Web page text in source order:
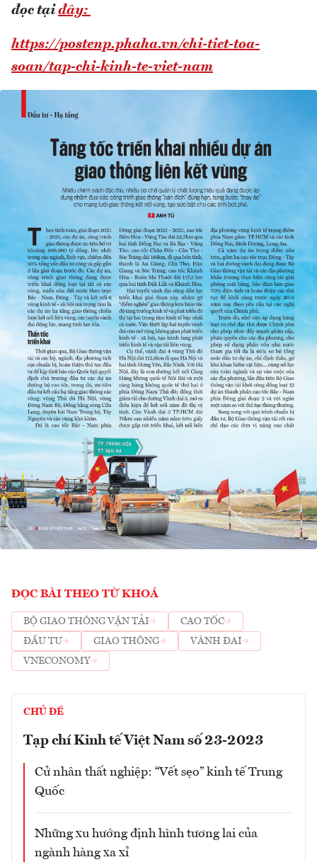
đọc tại đây:
https://postenp.phaha.vn/chi-tiet-toa-
soan/tap-chi-kinh-te-viet-nam
ĐỌC BÀI THEO TỪ KHOÁ
BỘ GIAO THÔNG VẬN TẢI
CAO TỐC
ĐẦU TƯ
GIAO THÔNG
VÀNH ĐAI
VNECONOMY
CHỦ ĐỀ
Tạp chí Kinh tế Việt Nam số 23-2023
Cử nhân thất nghiệp: “Vết sẹo” kinh tế Trung
Quốc
Những xu hướng định hình tương lai của
ngành hàng xa xỉ